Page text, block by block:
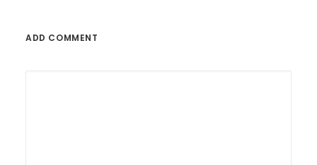
ADD COMMENT